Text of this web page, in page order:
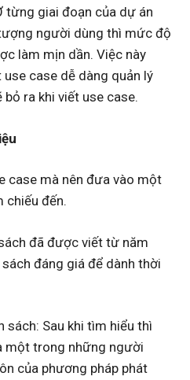
từng giai đoạn của dự án
người dùng thì mức độ
làm mịn dần. Việc này
case dễ dàng quản lý
ra khi viết use case.
case mà nên đưa vào một
chiếu đến.
đã được viết từ năm
đáng giá để dành thời
sách: Sau khi tìm hiểu thì
một trong những người
của phương pháp phát